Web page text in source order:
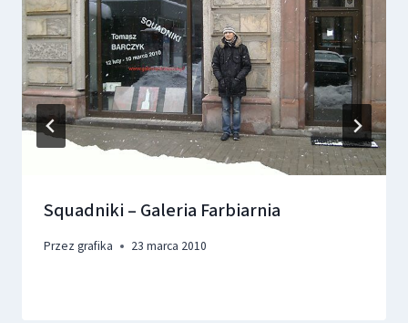
Squadniki – Galeria Farbiarnia
Przez grafika 23 marca 2010